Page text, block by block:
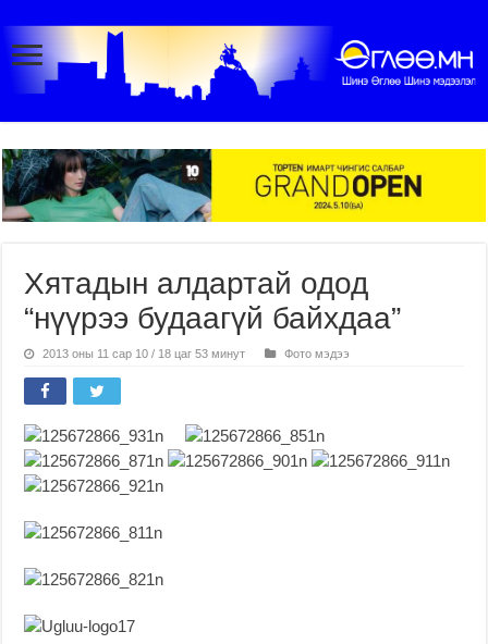
Хятадын алдартай одод
“нүүрээ будаагүй байхдаа”
2013 оны 11 сар 10 / 18 цаг 53 минут Фото мэдээ